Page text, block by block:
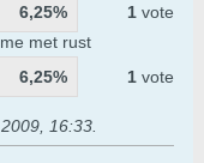
6,25%
1 vote
met rust
6,25%
1 vote
16:33